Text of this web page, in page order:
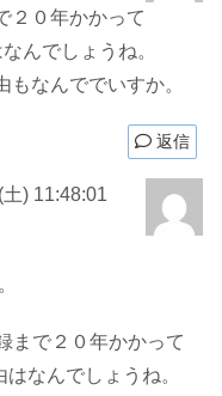
２０年かかって
んでしょうね。
なんででいすか。
返信
) 11:48:01
まで２０年かかって
なんでしょうね。